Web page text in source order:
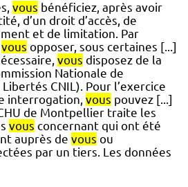
vous bénéficiez, après avoir
d’un droit d’accès, de
et de limitation. Par
vous opposer, sous certaines [...]
vous disposez de la
Nationale de
CNIL). Pour l’exercice
interrogation, vous pouvez [...]
de Montpellier traite les
vous concernant qui ont été
auprès de vous ou
par un tiers. Les données